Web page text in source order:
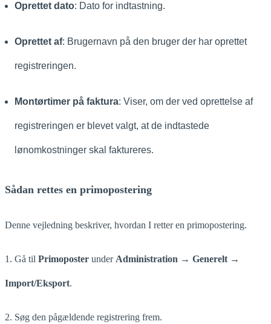
Oprettet dato: Dato for indtastning.
Oprettet af: Brugernavn på den bruger der har oprettet
registreringen.
Montørtimer på faktura: Viser, om der ved oprettelse af
registreringen er blevet valgt, at de indtastede
lønomkostninger skal faktureres.
Sådan rettes en primopostering
Denne vejledning beskriver, hvordan I retter en primopostering.
1. Gå til Primoposter under Administration → Generelt →
Import/Eksport.
2. Søg den pågældende registrering frem.